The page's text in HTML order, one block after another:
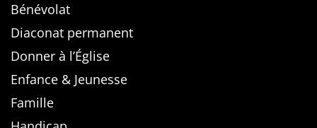
Bénévolat
Diaconat permanent
Donner à l’Église
Enfance & Jeunesse
Famille